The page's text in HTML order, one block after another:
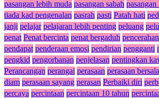
pasangan lebih muda pasangan sabah pasangan
tiada kad pengenalan pasrah pasti Patah hati
janji pelajar pelajaran lebih penting peluang
penat Penat bercinta penat bergaduh pencerahan
pendapat penderaan emosi pendirian pengganti
pengkid pengorbanan penjelasan pentingkan
Perancangan perangai perasaan perasaan
diam perasaan sayang perasan Perbaiki diri
percaya percintaan percintaan 10 tahun